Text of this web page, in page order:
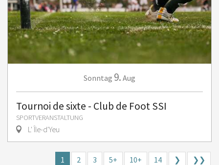
Sonntag 9. Aug
Tournoi de sixte - Club de Foot SSI
SPORTVERANSTALTUNG
L' Île-d'Yeu
1 2 3 5+ 10+ 14 ❯ ❯❯